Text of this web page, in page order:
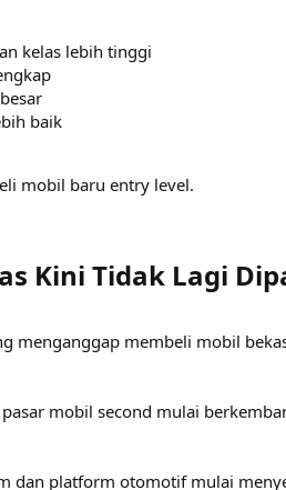
kelas lebih tinggi
baik
mobil baru entry level.
Kini Tidak Lagi
menganggap membeli mobil
mobil second mulai
dan platform otomotif mulai